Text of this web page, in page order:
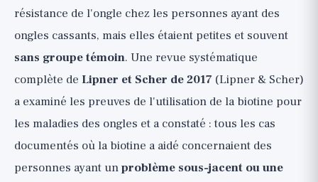
résistance de l'ongle chez les personnes ayant des
ongles cassants, mais elles étaient petites et souvent
sans groupe témoin. Une revue systématique
complète de Lipner et Scher de 2017 (Lipner & Scher)
a examiné les preuves de l'utilisation de la biotine pour
les maladies des ongles et a constaté : tous les cas
documentés où la biotine a aidé concernaient des
personnes ayant unproblème sous-jacent ou une